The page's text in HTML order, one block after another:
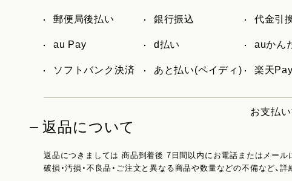
郵便局後払い 銀行振込 代金引
au Pay d払い auかん
ソフトバンク決済 あと払い(ペイディ) 楽天Pay
お支払
返品について
返品につきましては 商品到着後 7日間以内にお電話またはメール
破損・汚損・不良品・ご注文と異なる商品や数量などの不備など、詳